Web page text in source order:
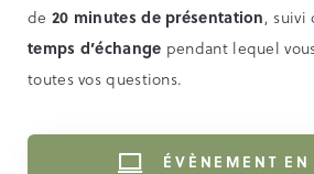
de 20 minutes de présentation, suivi
temps d’échange pendant lequel
toutes vos questions.
ÉVÈNEMENT